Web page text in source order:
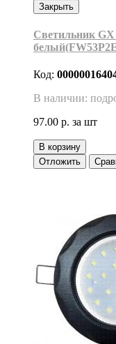
Закрыть
Светильник
Код:
В наличии:
97.00 р. за шт
В корзину
Отложить